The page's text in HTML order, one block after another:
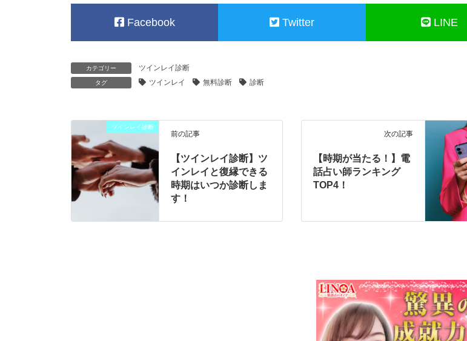
Facebook Twitter LINE
カテゴリー ツインレイ診断
タグ ツインレイ 無料診断 診断
ツインレイ診断
前の記事
【ツインレイ診断】ツ
インレイと復縁できる
時期はいつか診断しま
す！
次の記事
【時期が当たる！】電
話占い師ランキング
TOP4！